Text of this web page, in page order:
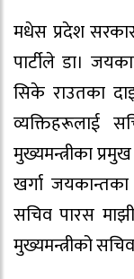
मधेस प्रदेश
पार्टीले डा।
सिके राउतका
व्यक्तिहरूलाई
मुख्यमन्त्रीका
खर्गा
सचिव पारस
मुख्यमन्त्रीको